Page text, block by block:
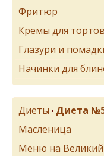
Фритюр
Кремы для тортов
Глазури и
Начинки для
Диеты • Диета
Масленица
Меню на Великий